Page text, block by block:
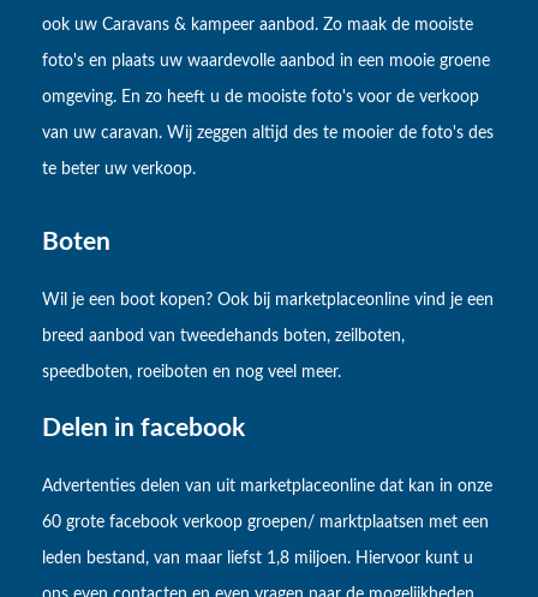
ook uw Caravans & kampeer aanbod. Zo maak de mooiste
foto's en plaats uw waardevolle aanbod in een mooie groene
omgeving. En zo heeft u de mooiste foto's voor de verkoop
van uw caravan. Wij zeggen altijd des te mooier de foto's des
te beter uw verkoop.
Boten
Wil je een boot kopen? Ook bij marketplaceonline vind je een
breed aanbod van tweedehands boten, zeilboten,
speedboten, roeiboten en nog veel meer.
Delen in facebook
Advertenties delen van uit marketplaceonline dat kan in onze
60 grote facebook verkoop groepen/ marktplaatsen met een
leden bestand, van maar liefst 1,8 miljoen. Hiervoor kunt u